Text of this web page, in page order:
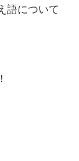
語について